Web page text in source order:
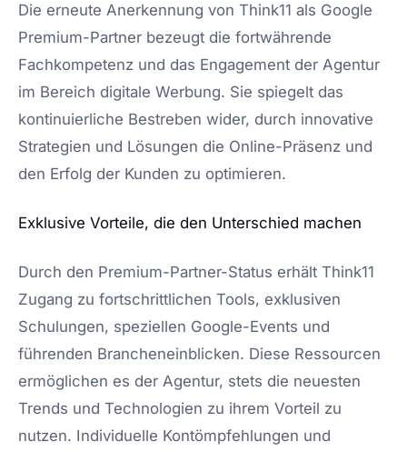
Die erneute Anerkennung von Think11 als Google
Premium-Partner bezeugt die fortwährende
Fachkompetenz und das Engagement der Agentur
im Bereich digitale Werbung. Sie spiegelt das
kontinuierliche Bestreben wider, durch innovative
Strategien und Lösungen die Online-Präsenz und
den Erfolg der Kunden zu optimieren.
Exklusive Vorteile, die den Unterschied machen
Durch den Premium-Partner-Status erhält Think11
Zugang zu fortschrittlichen Tools, exklusiven
Schulungen, speziellen Google-Events und
führenden Brancheneinblicken. Diese Ressourcen
ermöglichen es der Agentur, stets die neuesten
Trends und Technologien zu ihrem Vorteil zu
nutzen. Individuelle Kontömpfehlungen und